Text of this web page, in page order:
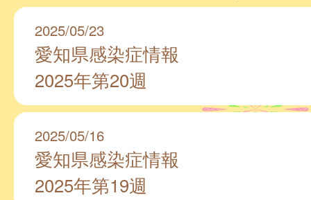
2025/05/23
愛知県感染症情報
2025年第20週
2025/05/16
愛知県感染症情報
2025年第19週